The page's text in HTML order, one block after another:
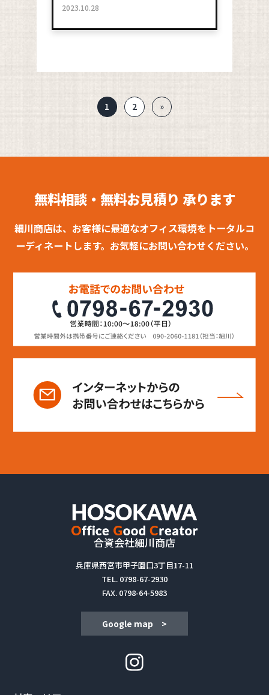
2023.10.28
1 2 »
無料相談・無料お見積り 承ります
細川商店は、お客様に最適なオフィス環境をトータルコ
ーディネートします。お気軽にお問い合わせください。
合資会社細川商店
兵庫県西宮市甲子園口3丁目17-11
TEL. 0798-67-2930
FAX. 0798-64-5983
Google map >